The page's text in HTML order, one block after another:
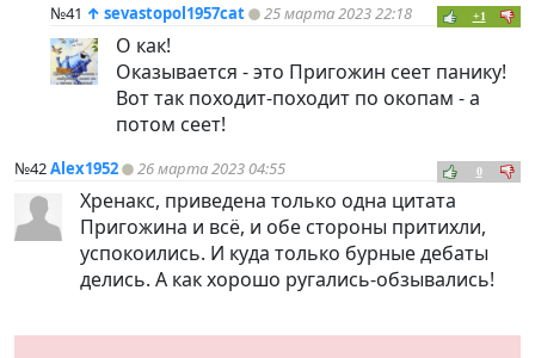
№41 ↑ sevastopol1957cat 25 марта 2023 22:18 +1
О как!
Оказывается - это Пригожин сеет панику!
Вот так походит-походит по окопам - а
потом сеет!
№42Alex1952 26 марта 2023 04:55 0
Хренакс, приведена только одна цитата
Пригожина и всё, и обе стороны притихли,
успокоились. И куда только бурные дебаты
делись. А как хорошо ругались-обзывались!